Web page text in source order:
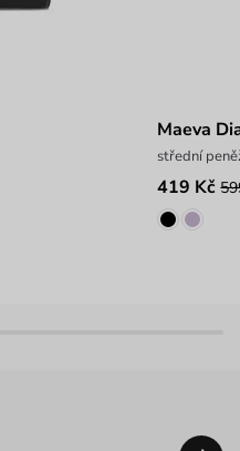
Maeva
střední
419 Kč